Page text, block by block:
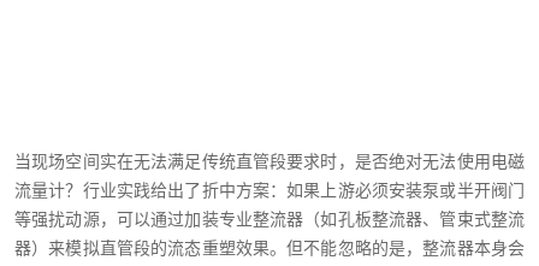
当现场空间实在无法满足传统直管段要求时，是否绝对无法使用电磁
流量计？行业实践给出了折中方案：如果上游必须安装泵或半开阀门
等强扰动源，可以通过加装专业整流器（如孔板整流器、管束式整流
器）来模拟直管段的流态重塑效果。但不能忽略的是，整流器本身会